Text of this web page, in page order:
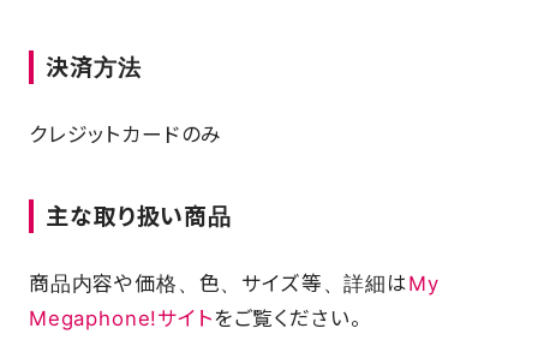
FAQ
決済方法
クレジットカードのみ
主な取り扱い商品
商品内容や価格、色、サイズ等、詳細はMy
Megaphone!サイトをご覧ください。